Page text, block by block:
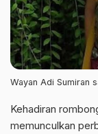
Wayan Adi Sumiran
Kehadiran
memunculkan